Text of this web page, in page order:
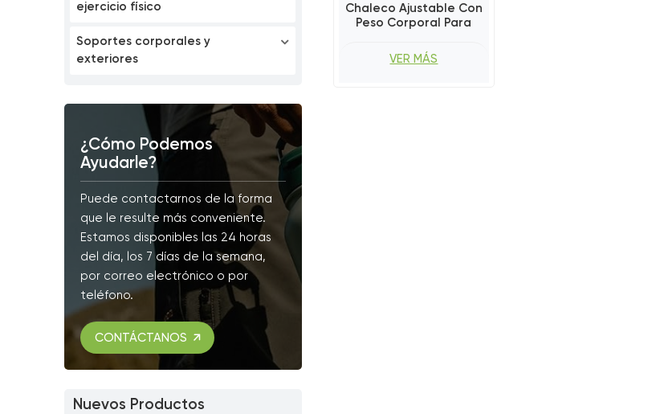
ejercicio físico
Soportes corporales y
exteriores
¿Cómo Podemos
Ayudarle?
Puede contactarnos de la forma
que le resulte más conveniente.
Estamos disponibles las 24 horas
del día, los 7 días de la semana,
por correo electrónico o por
teléfono.
CONTÁCTANOS
Nuevos Productos
Chaleco Ajustable Con
Peso Corporal Para
VER MÁS